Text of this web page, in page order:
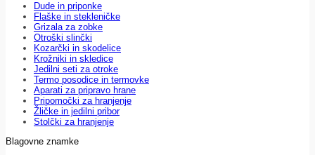
Dude in priponke
Flaške in stekleničke
Grizala za zobke
Otroški slinčki
Kozarčki in skodelice
Krožniki in skledice
Jedilni seti za otroke
Termo posodice in termovke
Aparati za pripravo hrane
Pripomočki za hranjenje
Žličke in jedilni pribor
Stolčki za hranjenje
Blagovne znamke